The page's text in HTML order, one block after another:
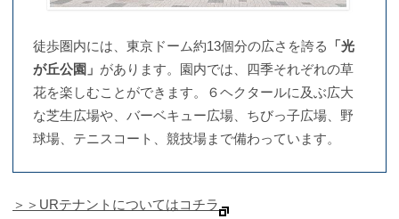
徒歩圏内には、東京ドーム約13個分の広さを誇る
「光
が丘公園」 があります。園内では、四季それぞれの草
花を楽しむことができます。６ヘクタールに及ぶ広大
な芝生広場や、バーベキュー広場、ちびっ子広場、野
球場、テニスコート、競技場まで備わっています。
＞＞URテナントについてはコチラ